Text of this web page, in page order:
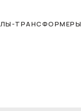
ТРАНСФОРМЕРЫ